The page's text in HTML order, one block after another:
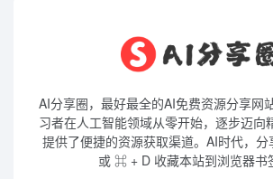
AI分享圈，最好最全的AI免费资源分享网
习者在人工智能领域从零开始，逐步迈向
提供了便捷的资源获取渠道。AI时代，
或 ⌘ + D 收藏本站到浏览器